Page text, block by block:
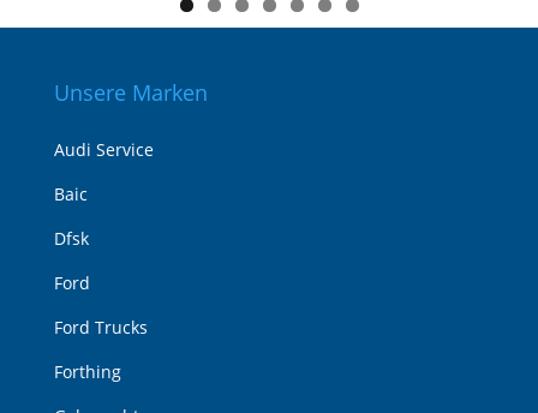
Unsere Marken
Audi Service
Baic
Dfsk
Ford
Ford Trucks
Forthing